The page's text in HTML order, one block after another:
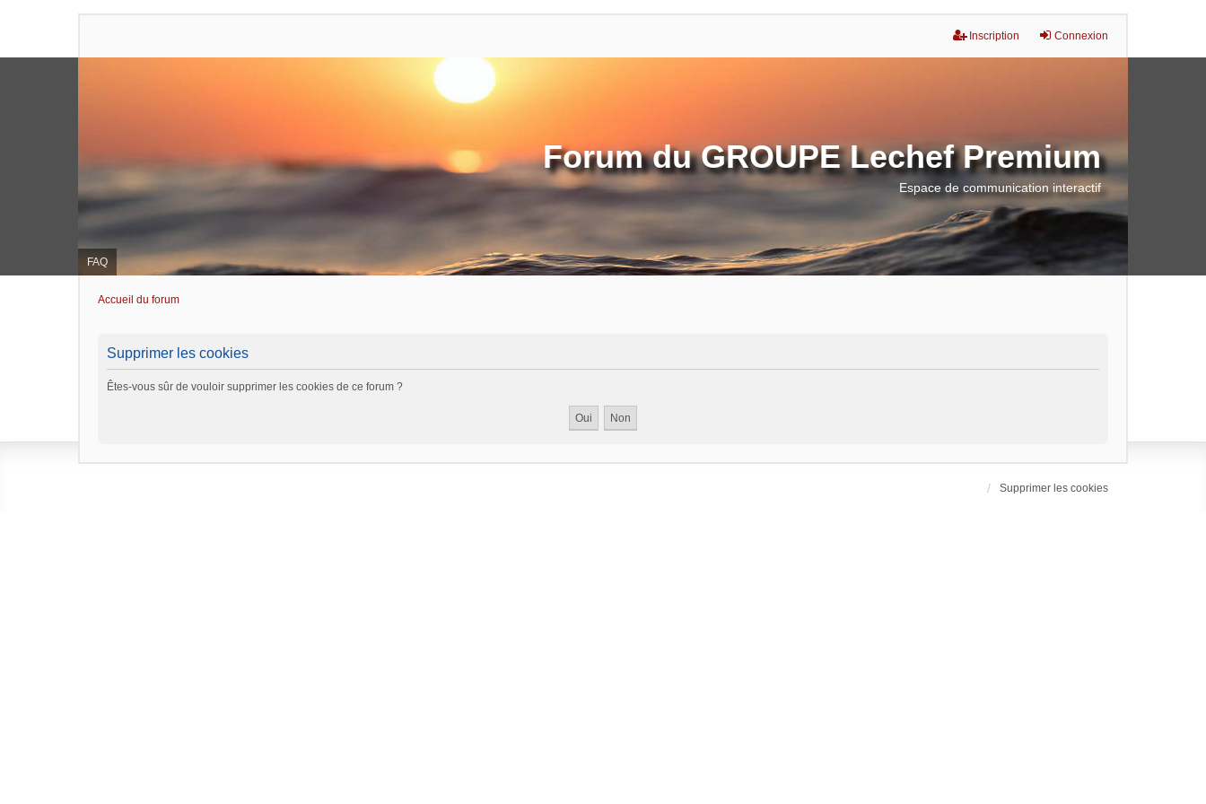
Connexion
Inscription
FAQ
Forum du GROUPE Lechef Premium
Espace de communication interactif
Accueil du forum
Supprimer les cookies
Êtes-vous sûr de vouloir supprimer les cookies de ce forum ?
Supprimer les cookies